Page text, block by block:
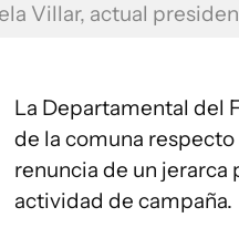
Villar, actual
La Departamental del
de la comuna
renuncia de un jerarca
actividad de campaña.